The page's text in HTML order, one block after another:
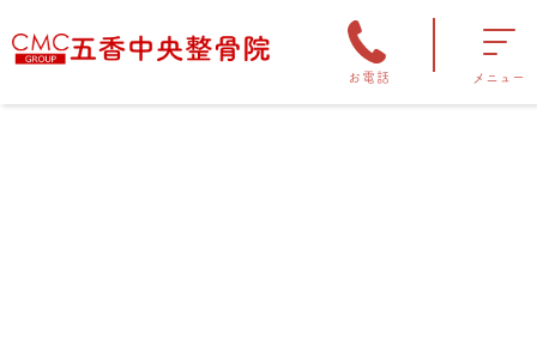
お電話 メニュー